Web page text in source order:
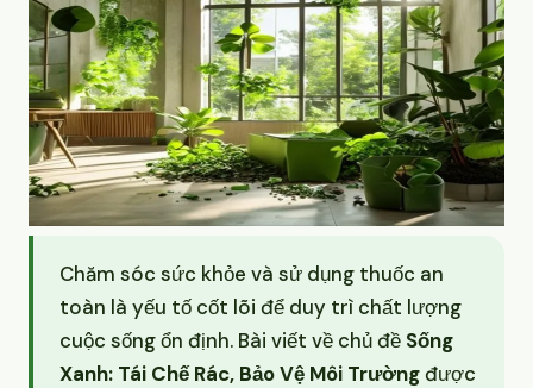
Chăm sóc sức khỏe và sử dụng thuốc an
toàn là yếu tố cốt lõi để duy trì chất lượng
cuộc sống ổn định. Bài viết về chủ đề Sống
Xanh: Tái Chế Rác, Bảo Vệ Môi Trườngđược